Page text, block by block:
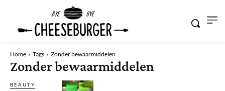
Home Tags Zonder bewaarmiddelen
Zonder bewaarmiddelen
BEAUTY